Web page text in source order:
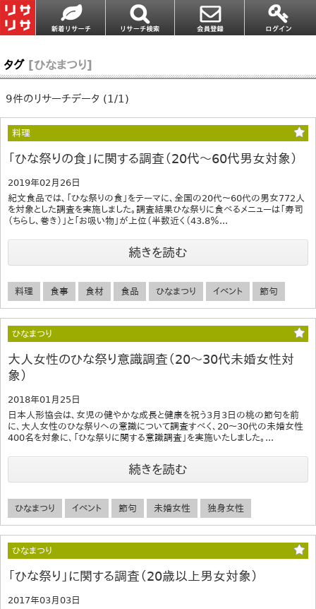
タグ [ひなまつり]
9件のリサーチデータ (1/1)
料理
「ひな祭りの食」に関する調査（20代～60代男女対象）
2019年02月26日
紀文食品では、「ひな祭りの食」をテーマに、全国の20代～60代の男女772人
を対象とした調査を実施しました。調査結果ひな祭りに食べるメニューは「寿司
（ちらし、巻き）」と「お吸い物」が上位（半数近く（43.8％...
続きを読む
料理 食事 食材 食品 ひなまつり イベント 節句
ひなまつり
大人女性のひな祭り意識調査（20～30代未婚女性対
象）
2018年01月25日
日本人形協会は、女児の健やかな成長と健康を祝う3月3日の桃の節句を前
に、大人女性のひな祭りへの意識について調査すべく、20～30代の未婚女性
400名を対象に、「ひな祭りに関する意識調査」を実施いたしました。...
続きを読む
ひなまつり イベント 節句 未婚女性 独身女性
ひなまつり
「ひな祭り」に関する調査（20歳以上男女対象）
2017年03月03日